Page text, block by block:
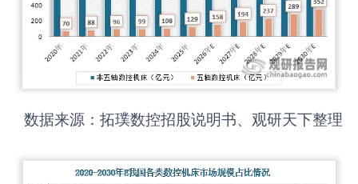
数据来源：拓璞数控招股说明书、观研天下整理